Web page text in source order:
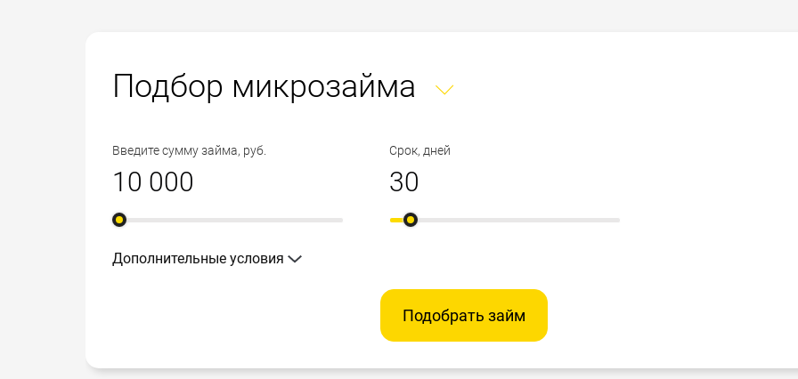
Подбор микрозайма
Введите сумму займа, руб. Срок, дней
Дополнительные условия
Подобрать займ